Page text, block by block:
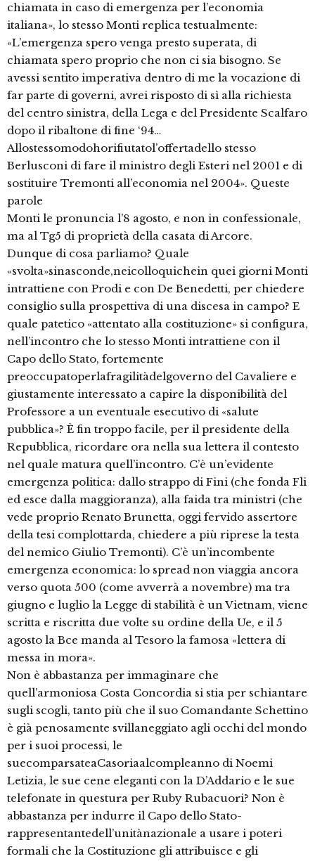
chiamata in caso di emergenza per l’economia
italiana», lo stesso Monti replica testualmente:
«L’emergenza spero venga presto superata, di
chiamata spero proprio che non ci sia bisogno. Se
avessi sentito imperativa dentro di me la vocazione di
far parte di governi, avrei risposto di sì alla richiesta
del centro sinistra, della Lega e del Presidente Scalfaro
dopo il ribaltone di fine ‘94…
Allostessomodohorifiutatol’offertadello stesso
Berlusconi di fare il ministro degli Esteri nel 2001 e di
sostituire Tremonti all’economia nel 2004». Queste
parole
Monti le pronuncia l’8 agosto, e non in confessionale,
ma al Tg5 di proprietà della casata di Arcore.
Dunque di cosa parliamo? Quale
«svolta»sinasconde,neicolloquichein quei giorni Monti
intrattiene con Prodi e con De Benedetti, per chiedere
consiglio sulla prospettiva di una discesa in campo? E
quale patetico «attentato alla costituzione» si configura,
nell’incontro che lo stesso Monti intrattiene con il
Capo dello Stato, fortemente
preoccupatoperlafragilitàdelgoverno del Cavaliere e
giustamente interessato a capire la disponibilità del
Professore a un eventuale esecutivo di «salute
pubblica»? È fin troppo facile, per il presidente della
Repubblica, ricordare ora nella sua lettera il contesto
nel quale matura quell’incontro. C’è un’evidente
emergenza politica: dallo strappo di Fini (che fonda Fli
ed esce dalla maggioranza), alla faida tra ministri (che
vede proprio Renato Brunetta, oggi fervido assertore
della tesi complottarda, chiedere a più riprese la testa
del nemico Giulio Tremonti). C’è un’incombente
emergenza economica: lo spread non viaggia ancora
verso quota 500 (come avverrà a novembre) ma tra
giugno e luglio la Legge di stabilità è un Vietnam, viene
scritta e riscritta due volte su ordine della Ue, e il 5
agosto la Bce manda al Tesoro la famosa «lettera di
messa in mora».
Non è abbastanza per immaginare che
quell’armoniosa Costa Concordia si stia per schiantare
sugli scogli, tanto più che il suo Comandante Schettino
è già penosamente svillaneggiato agli occhi del mondo
per i suoi processi, le
suecomparsateaCasoriaalcompleanno di Noemi
Letizia, le sue cene eleganti con la D’Addario e le sue
telefonate in questura per Ruby Rubacuori? Non è
abbastanza per indurre il Capo dello Stato-
rappresentantedell’unitànazionale a usare i poteri
formali che la Costituzione gli attribuisce e gli